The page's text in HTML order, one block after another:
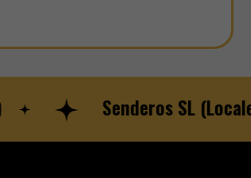
Senderos SL (Locales)